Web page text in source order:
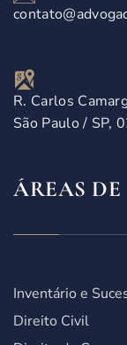
R. Carlos
São Paulo / SP,
ÁREAS
Inventário e
Direito Civil